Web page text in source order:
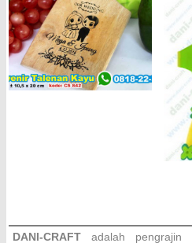
DANI-CRAFTadalah pengrajin